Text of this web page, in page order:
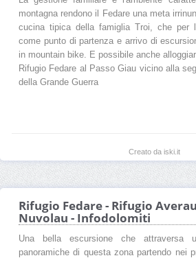
montagna rendono il Fedare una meta
cucina tipica della famiglia Troi, che per
come punto di partenza e arrivo di
in mountain bike. E possibile anche
Rifugio Fedare al Passo Giau vicino alla
della Grande Guerra
Creato da iski.it
Rifugio Fedare - Rifugio
Nuvolau - Infodolomiti
Una bella escursione che attraversa
panoramiche di questa zona partendo nei